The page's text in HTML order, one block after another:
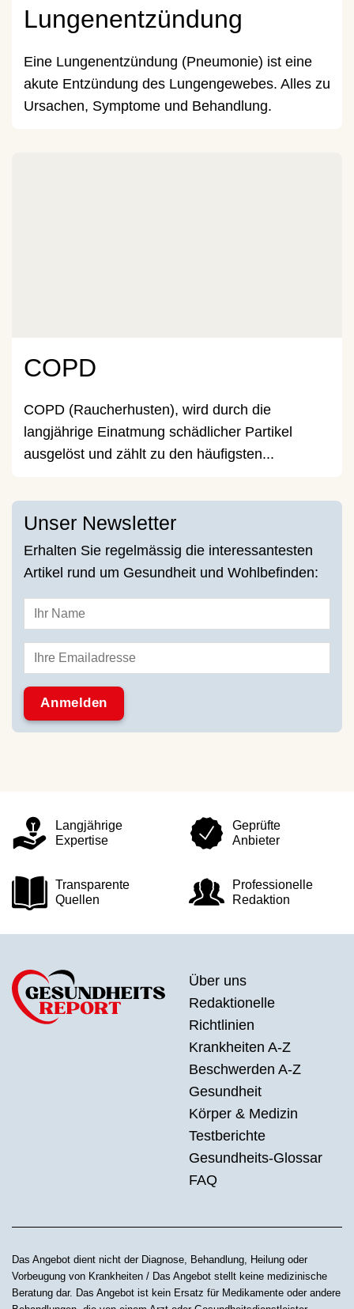
Lungenentzündung
Eine Lungenentzündung (Pneumonie) ist eine
akute Entzündung des Lungengewebes. Alles zu
Ursachen, Symptome und Behandlung.
COPD
COPD (Raucherhusten), wird durch die
langjährige Einatmung schädlicher Partikel
ausgelöst und zählt zu den häufigsten...
Unser Newsletter
Erhalten Sie regelmässig die interessantesten
Artikel rund um Gesundheit und Wohlbefinden:
Langjährige
Expertise
Geprüfte
Anbieter
Transparente
Quellen
Professionelle
Redaktion
Über uns
Redaktionelle
Richtlinien
Krankheiten A-Z
Beschwerden A-Z
Gesundheit
Körper & Medizin
Testberichte
Gesundheits-Glossar
FAQ
Das Angebot dient nicht der Diagnose, Behandlung, Heilung oder
Vorbeugung von Krankheiten / Das Angebot stellt keine medizinische
Beratung dar. Das Angebot ist kein Ersatz für Medikamente oder andere